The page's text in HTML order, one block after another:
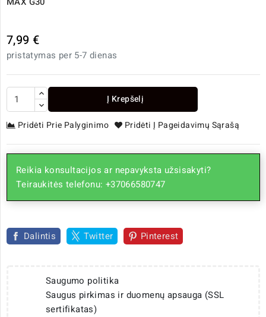
7,99 €
pristatymas per 5-7 dienas
Į Krepšelį
Pridėti Prie Palyginimo Pridėti Į Pageidavimų Sąrašą
Reikia konsultacijos ar nepavyksta užsisakyti?
Teiraukitės telefonu: +37066580747
Dalintis Twitter Pinterest
Saugumo politika
Saugus pirkimas ir duomenų apsauga (SSL
sertifikatas)